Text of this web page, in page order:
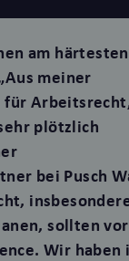
am
meiner
für
plötzlich
bei Pusch
sollten
Wir haben